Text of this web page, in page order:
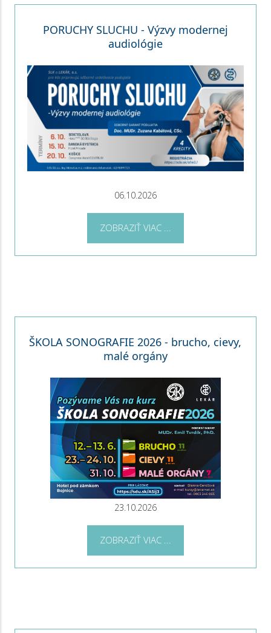
PORUCHY SLUCHU - Výzvy modernej
audiológie
06.10.2026
ZOBRAZIŤ VIAC ...
ŠKOLA SONOGRAFIE 2026 - brucho, cievy,
malé orgány
23.10.2026
ZOBRAZIŤ VIAC ...